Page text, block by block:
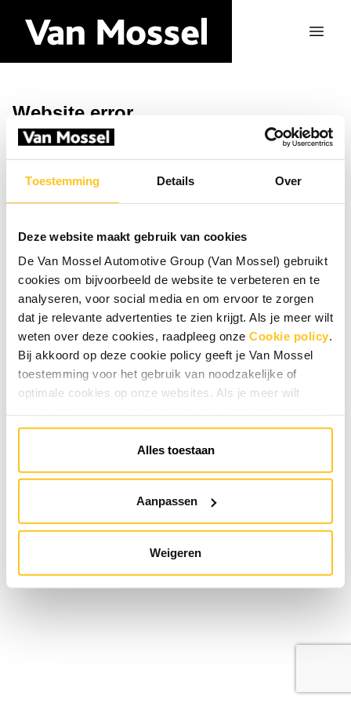
Toestemming Details Over
Deze website maakt gebruik van cookies
De Van Mossel Automotive Group (Van Mossel) gebruikt
cookies om bijvoorbeeld de website te verbeteren en te
analyseren, voor social media en om ervoor te zorgen
dat je relevante advertenties te zien krijgt. Als je meer wilt
weten over deze cookies, raadpleeg onze Cookie policy.
Bij akkoord op deze cookie policy geeft je Van Mossel
toestemming voor het gebruik van noodzakelijke of
optimale cookies op onze websites. Als je meer wilt
raadpleeg onzePrivacyverklaring. Je kunt de cookie
instellingen te allen tijde aanpassen via de link onderaan
de website.
Alles toestaan
Aanpassen
Weigeren
Website error